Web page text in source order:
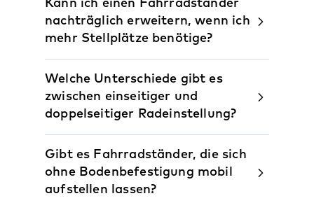
Kann ich einen Fahrradständer
nachträglich erweitern, wenn ich
mehr Stellplätze benötige?
Welche Unterschiede gibt es
zwischen einseitiger und
doppelseitiger Radeinstellung?
Gibt es Fahrradständer, die sich
ohne Bodenbefestigung mobil
aufstellen lassen?